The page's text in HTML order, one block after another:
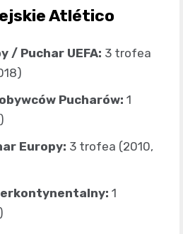
Atlético
/ Puchar UEFA: 3 trofea
Pucharów: 1
Europy: 3 trofea (2010,
1